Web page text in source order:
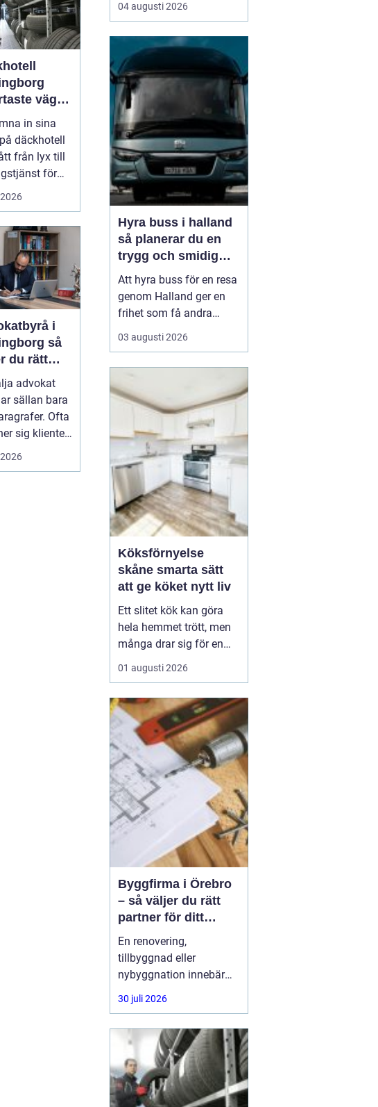
vägen
in sina
däckhotell
från lyx till
för
bilägare. I
i
så
du rätt
stöd
advokat
sällan bara
Ofta
sig klienten
situatio...
ned på prioriteringslistan
byggprojekt. Samtidigt
vet alla som någon gång
stått utan toalett i en
park, på en badplats eller
under et...
04 augusti 2026
Hyra buss i halland
så planerar du en
trygg och smidig
resa
Att hyra buss för en resa
genom Halland ger en
frihet som få andra
resealternativ erbjuder.
Gruppen håller ihop,
upplevelsen och
logistiken förenklas
märkbart. Samtidigt kan
det kännas svårt att veta
var man börjar: Hur stor
b...
03 augusti 2026
Köksförnyelse
skåne smarta sätt
att ge köket nytt liv
Ett slitet kök kan göra
hela hemmet trött, men
många drar sig för en
fullständig renovering.
Det tar tid, kostar mycket
ingrepp. Därför väljer allt
fler att satsa på
köksförnyelse i stället
för att riva ut och bygga
nytt. Med rä...
01 augusti 2026
Byggfirma i Örebro
– så väljer du rätt
partner för ditt
projekt
En renovering,
tillbyggnad eller
nybyggnation innebär
ofta stora beslut, både
ekonomiskt och
privatpersoner och
företag i Örebro ställer
sig samma fråga: hur
hittar man en trygg,
30 juli 2026